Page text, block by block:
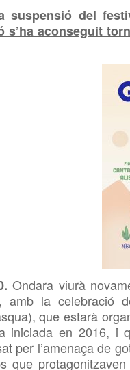
suspensió del
s’ha aconseguit
Ondara viurà
amb la celebració
que estarà
iniciada en 2016, i
per l’amenaça de
que